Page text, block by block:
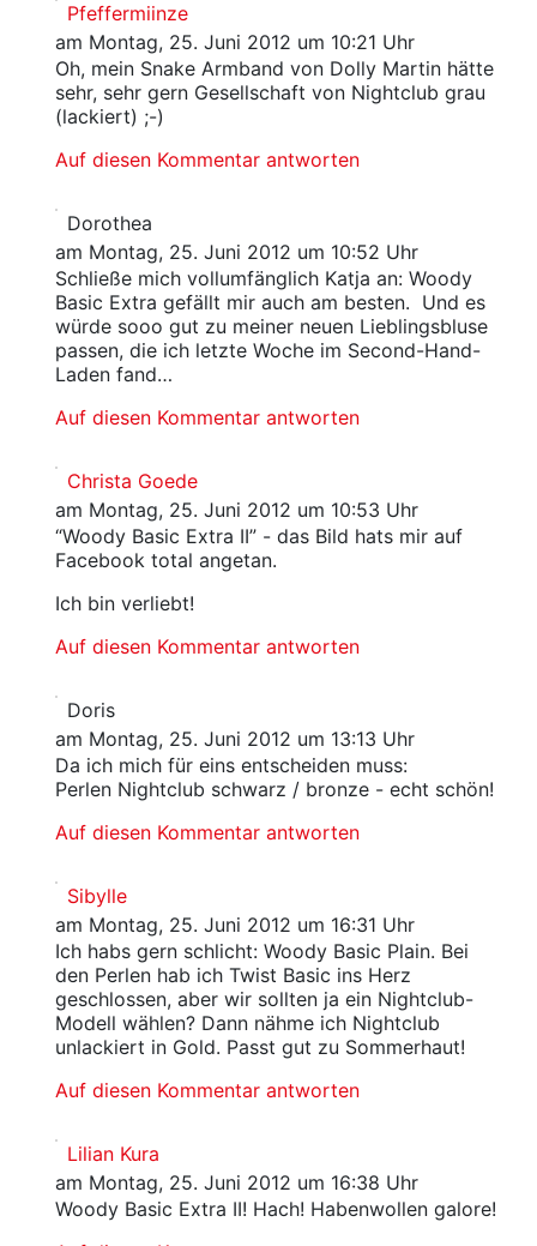
Pfeffermiinze
am Montag, 25. Juni 2012 um 10:21 Uhr
Oh, mein Snake Armband von Dolly Martin hätte
sehr, sehr gern Gesellschaft von Nightclub grau
(lackiert) ;-)
Auf diesen Kommentar antworten
Dorothea
am Montag, 25. Juni 2012 um 10:52 Uhr
Schließe mich vollumfänglich Katja an: Woody
Basic Extra gefällt mir auch am besten. Und es
würde sooo gut zu meiner neuen Lieblingsbluse
passen, die ich letzte Woche im Second-Hand-
Laden fand…
Auf diesen Kommentar antworten
Christa Goede
am Montag, 25. Juni 2012 um 10:53 Uhr
“Woody Basic Extra II” - das Bild hats mir auf
Facebook total angetan.
Ich bin verliebt!
Auf diesen Kommentar antworten
Doris
am Montag, 25. Juni 2012 um 13:13 Uhr
Da ich mich für eins entscheiden muss:
Perlen Nightclub schwarz / bronze - echt schön!
Auf diesen Kommentar antworten
Sibylle
am Montag, 25. Juni 2012 um 16:31 Uhr
Ich habs gern schlicht: Woody Basic Plain. Bei
den Perlen hab ich Twist Basic ins Herz
geschlossen, aber wir sollten ja ein Nightclub-
Modell wählen? Dann nähme ich Nightclub
unlackiert in Gold. Passt gut zu Sommerhaut!
Auf diesen Kommentar antworten
Lilian Kura
am Montag, 25. Juni 2012 um 16:38 Uhr
Woody Basic Extra II! Hach! Habenwollen galore!